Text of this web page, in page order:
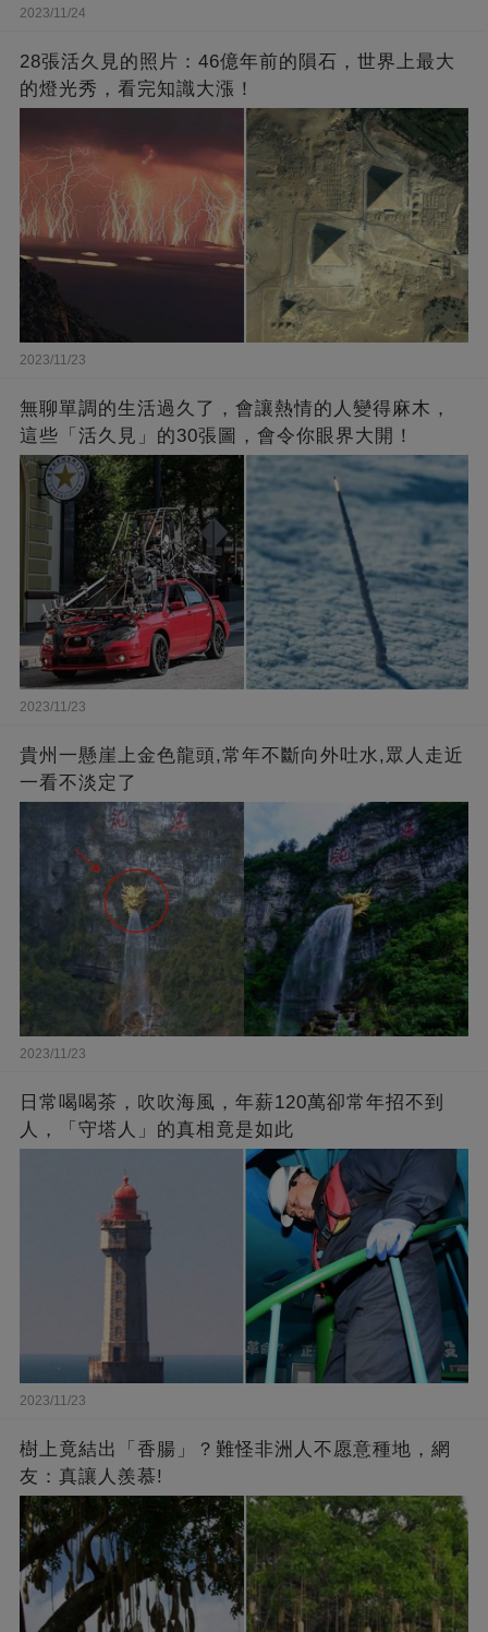
2023/11/24
28張活久見的照片：46億年前的隕石，世界上最大
的燈光秀，看完知識大漲！
2023/11/23
無聊單調的生活過久了，會讓熱情的人變得麻木，
這些「活久見」的30張圖，會令你眼界大開！
2023/11/23
貴州一懸崖上金色龍頭,常年不斷向外吐水,眾人走近
一看不淡定了
2023/11/23
日常喝喝茶，吹吹海風，年薪120萬卻常年招不到
人，「守塔人」的真相竟是如此
2023/11/23
樹上竟結出「香腸」？難怪非洲人不愿意種地，網
友：真讓人羨慕!